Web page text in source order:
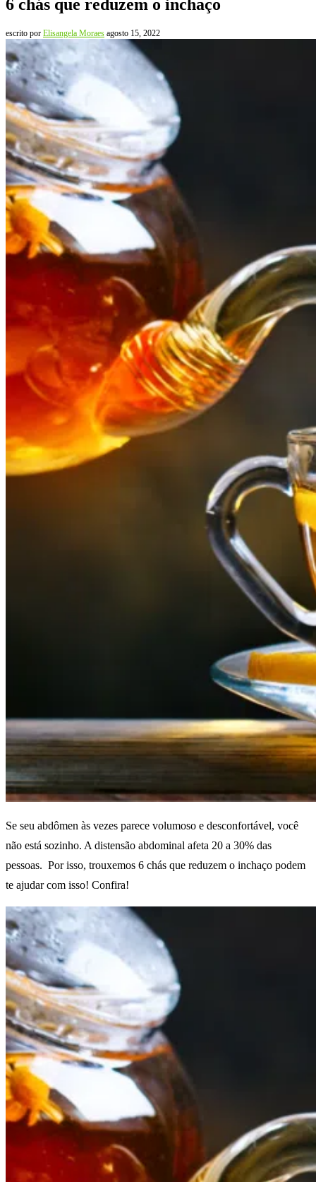
6 chás que reduzem o inchaço
escrito por Elisangela Moraes agosto 15, 2022
Se seu abdômen às vezes parece volumoso e desconfortável, você
não está sozinho. A distensão abdominal afeta 20 a 30% das
pessoas. Por isso, trouxemos 6 chás que reduzem o inchaço podem
te ajudar com isso! Confira!